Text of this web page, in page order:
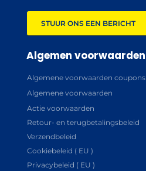
STUUR ONS EEN BERICHT
Algemen voorwaarden
Algemene voorwaarden coupons
Algemene voorwaarden
Actie voorwaarden
Retour- en terugbetalingsbeleid
Verzendbeleid
Cookiebeleid ( EU )
Privacybeleid ( EU )